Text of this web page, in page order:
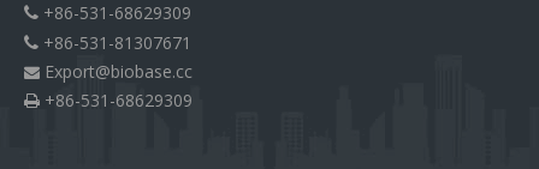
 +86-531-68629309
 +86-531-81307671
 Export@biobase.cc
 +86-531-68629309